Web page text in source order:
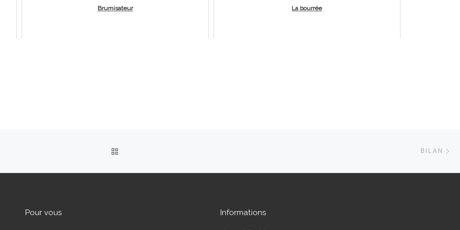
Brumisateur La bourrée
BILAN
Pour vous Informations